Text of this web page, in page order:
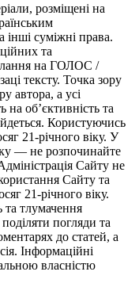
розміщені на
інші суміжні права.
та
на ГОЛОС /
тексту. Точка зору
автора, а усі
на об’єктивність та
Користуючись
21-річного віку. У
— не розпочинайте
Сайту не
Сайту та
21-річного віку.
та тлумачення
погляди та
до статей, а
Інформаційні
власністю